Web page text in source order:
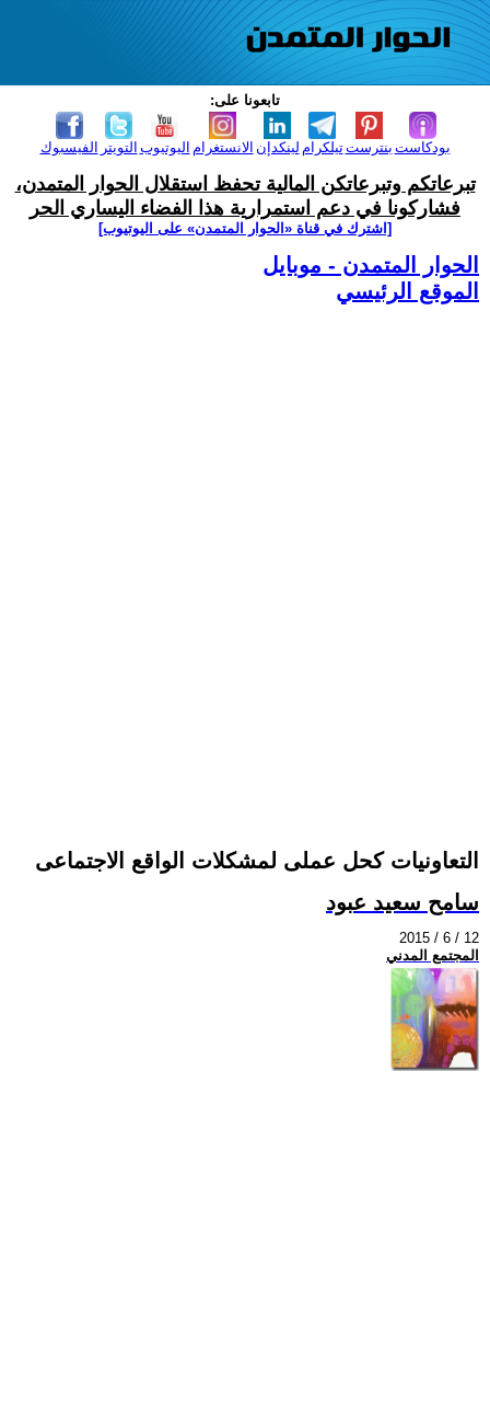
تابعونا على:
الفيسبوك التويتر اليوتيوب الانستغرام لينكدإن تيلكرامبنترست بودكاست
تبرعاتكم وتبرعاتكن المالية تحفظ استقلال الحوار المتمدن،
فشاركونا في دعم استمرارية هذا الفضاء اليساري الحر
[اشترك في قناة ‫«الحوار المتمدن» على اليوتيوب]
الحوار المتمدن - موبايل
الموقع الرئيسي
التعاونيات كحل عملى لمشكلات الواقع الاجتماعى
سامح سعيد عبود
2015 / 6 / 12
المجتمع المدني